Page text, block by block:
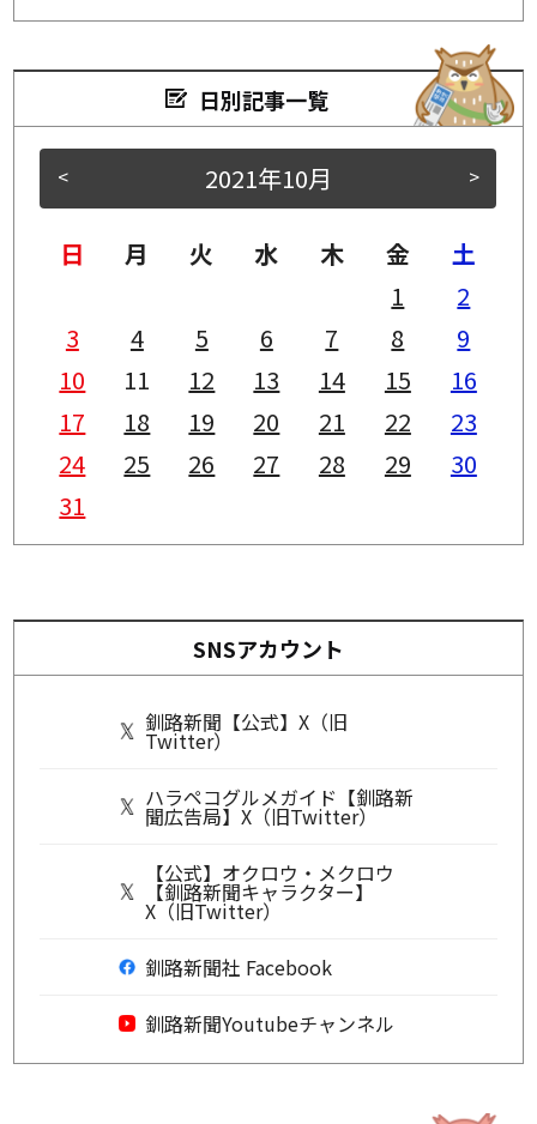
日別記事一覧
< >
2021年10月
日 月 火 水 木 金
土
1
2
3
4 5 6 7 8
9
10
11 12 13 14 15
16
17
18 19 20 21 22
23
24
25 26 27 28 29
30
31
SNSアカウント
釧路新聞【公式】X（旧
Twitter）
ハラペコグルメガイド【釧路新
聞広告局】X（旧Twitter）
【公式】オクロウ・メクロウ
【釧路新聞キャラクター】
X（旧Twitter）
釧路新聞社 Facebook
釧路新聞Youtubeチャンネル